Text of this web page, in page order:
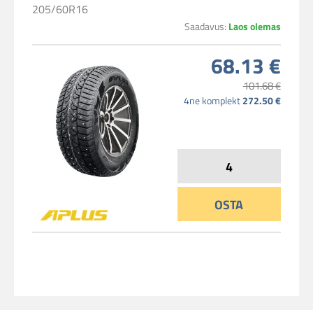
205/60R16
Saadavus: Laos olemas
68.13 €
101.68 €
4ne komplekt 272.50 €
OSTA